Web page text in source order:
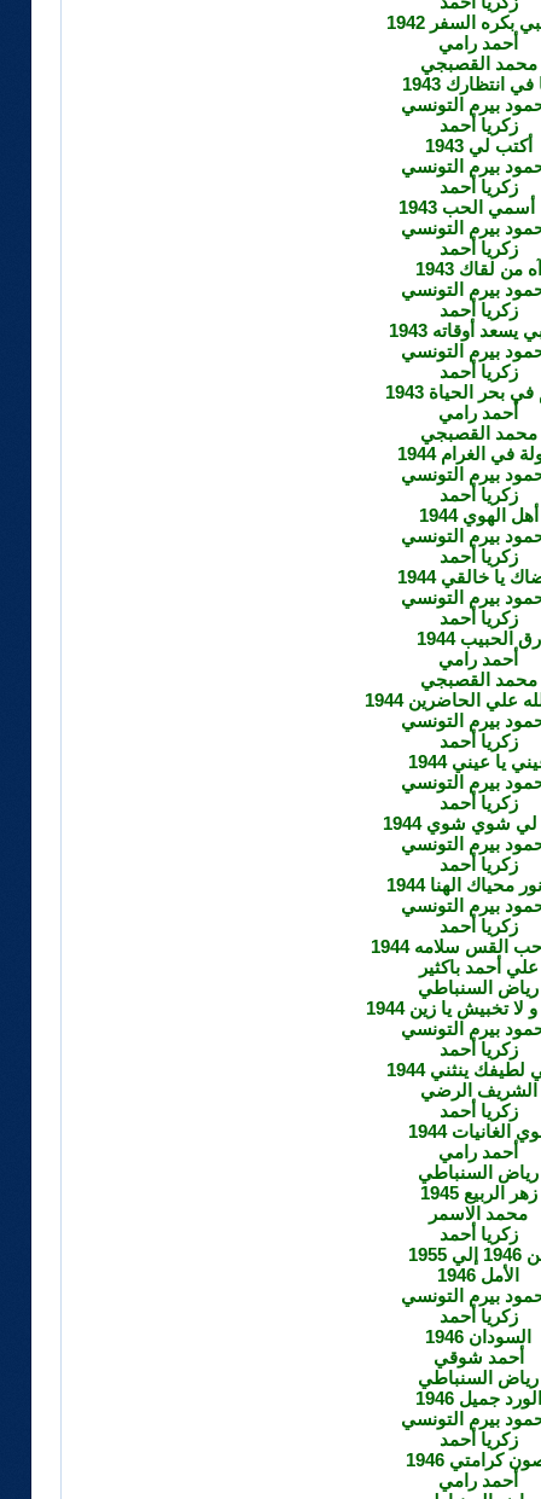
بكره السفر 1942
أحمد رامي
محمد القصبجي
في انتظارك 1943
بيرم التونسي
زكريا أحمد
أكتب لي 1943
بيرم التونسي
زكريا أحمد
أسمي الحب 1943
بيرم التونسي
زكريا أحمد
آه من لقاك 1943
بيرم التونسي
زكريا أحمد
يسعد أوقاته 1943
بيرم التونسي
زكريا أحمد
بحر الحياة 1943
أحمد رامي
محمد القصبجي
في الغرام 1944
بيرم التونسي
زكريا أحمد
أهل الهوي 1944
بيرم التونسي
زكريا أحمد
يا خالقي 1944
بيرم التونسي
زكريا أحمد
رق الحبيب 1944
أحمد رامي
محمد القصبجي
علي الحاضرين 1944
بيرم التونسي
زكريا أحمد
يا عيني 1944
بيرم التونسي
زكريا أحمد
شوي شوي 1944
بيرم التونسي
زكريا أحمد
محياك الهنا 1944
بيرم التونسي
زكريا أحمد
القس سلامه 1944
علي أحمد باكثير
رياض السنباطي
تخبيش يا زين 1944
بيرم التونسي
زكريا أحمد
لطيفك ينثني 1944
الشريف الرضي
زكريا أحمد
الغانيات 1944
أحمد رامي
رياض السنباطي
زهر الربيع 1945
محمد الاسمر
زكريا أحمد
إلي 1955
الأمل 1946
بيرم التونسي
زكريا أحمد
السودان 1946
أحمد شوقي
رياض السنباطي
الورد جميل 1946
بيرم التونسي
زكريا أحمد
كرامتي 1946
أحمد رامي